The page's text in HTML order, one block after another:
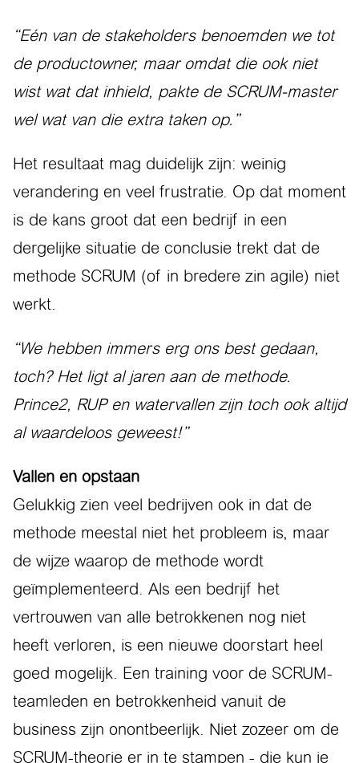
“Eén van de stakeholders benoemden we tot
de productowner, maar omdat die ook niet
wist wat dat inhield, pakte de SCRUM-master
wel wat van die extra taken op.”
Het resultaat mag duidelijk zijn: weinig
verandering en veel frustratie. Op dat moment
is de kans groot dat een bedrijf in een
dergelijke situatie de conclusie trekt dat de
methode SCRUM (of in bredere zin agile) niet
werkt.
“We hebben immers erg ons best gedaan,
toch? Het ligt al jaren aan de methode.
Prince2, RUP en watervallen zijn toch ook altijd
al waardeloos geweest!”
Vallen en opstaan
Gelukkig zien veel bedrijven ook in dat de
methode meestal niet het probleem is, maar
de wijze waarop de methode wordt
geïmplementeerd. Als een bedrijf het
vertrouwen van alle betrokkenen nog niet
heeft verloren, is een nieuwe doorstart heel
goed mogelijk. Een training voor de SCRUM-
teamleden en betrokkenheid vanuit de
business zijn onontbeerlijk. Niet zozeer om de
SCRUM-theorie er in te stampen - die kun je